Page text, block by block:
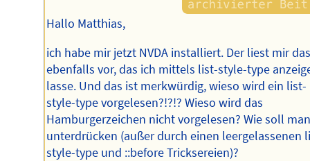
Hallo Matthias,
ich habe mir jetzt NVDA installiert. Der liest mir
ebenfalls vor, das ich mittels list-style-type
lasse. Und das ist merkwürdig, wieso wird ein list-
style-type vorgelesen?!?!? Wieso wird das
Hamburgerzeichen nicht vorgelesen? Wie soll
unterdrücken (außer durch einen leergelassenen
style-type und ::before Tricksereien)?